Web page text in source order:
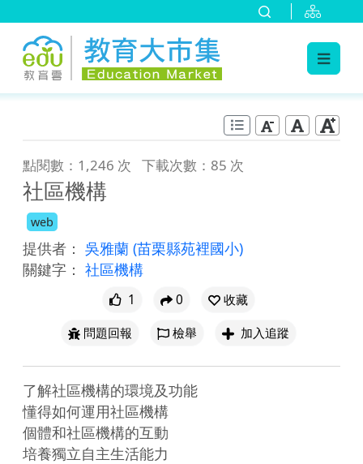
點閱數：1,246 次 下載次數：85 次
社區機構
web
提供者： 吳雅蘭 (苗栗縣苑裡國小)
關鍵字： 社區機構
1 0
收藏
問題回報
檢舉 加入追蹤
了解社區機構的環境及功能
懂得如何運用社區機構
個體和社區機構的互動
培養獨立自主生活能力